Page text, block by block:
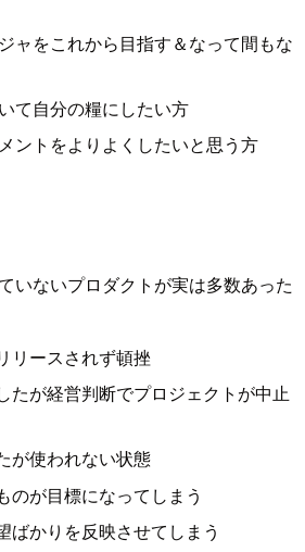
ャをこれから目指す＆なって間もな
て自分の糧にしたい方
ントをよりよくしたいと思う方
いないプロダクトが実は多数あった
リースされず頓挫
たが経営判断でプロジェクトが中止
が使われない状態
のが目標になってしまう
ばかりを反映させてしまう